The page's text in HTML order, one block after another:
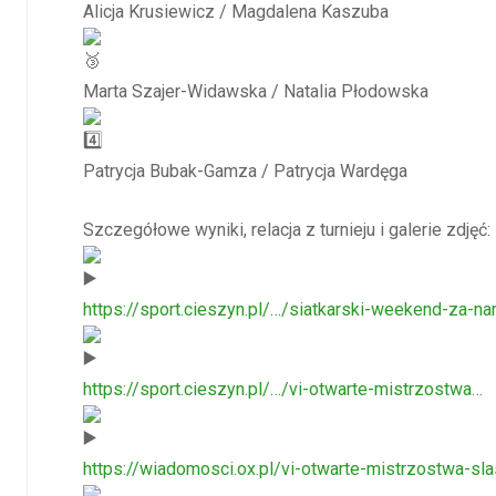
Alicja Krusiewicz / Magdalena Kaszuba
Marta Szajer-Widawska / Natalia Płodowska
Patrycja Bubak-Gamza / Patrycja Wardęga
Szczegółowe wyniki, relacja z turnieju i galerie zdjęć:
https://sport.cieszyn.pl/…/siatkarski-weekend-za-
https://sport.cieszyn.pl/…/vi-otwarte-mistrzostwa…
https://wiadomosci.ox.pl/vi-otwarte-mistrzostwa-